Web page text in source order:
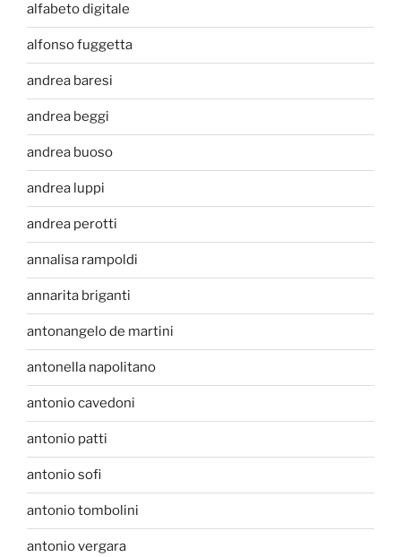
alfabeto digitale
alfonso fuggetta
andrea baresi
andrea beggi
andrea buoso
andrea luppi
andrea perotti
annalisa rampoldi
annarita briganti
antonangelo de martini
antonella napolitano
antonio cavedoni
antonio patti
antonio sofi
antonio tombolini
antonio vergara